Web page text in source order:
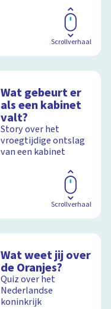
Scrollverhaal
Wat gebeurt er
als een kabinet
valt?
Story over het
vroegtijdige ontslag
van een kabinet
Scrollverhaal
Wat weet jij over
de Oranjes?
Quiz over het
Nederlandse
koninkrijk